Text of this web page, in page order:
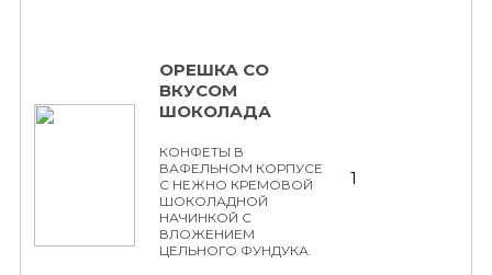
ОРЕШКА СО
ВКУСОМ
ШОКОЛАДА
КОНФЕТЫ В
ВАФЕЛЬНОМ КОРПУСЕ
С НЕЖНО КРЕМОВОЙ
ШОКОЛАДНОЙ
НАЧИНКОЙ С
ВЛОЖЕНИЕМ
ЦЕЛЬНОГО ФУНДУКА.
1